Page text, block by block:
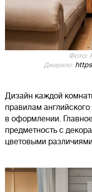
Фото:
Джерело:
Дизайн каждой
правилам
в оформлении.
предметность с
цветовыми